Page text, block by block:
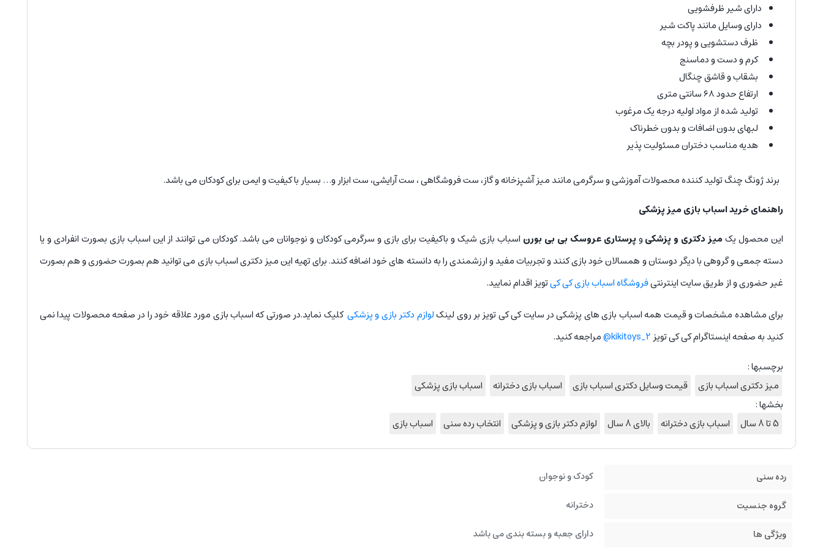
دارای شیر ظرفشویی
دارای وسایل مانند پاکت شیر
ظرف دستشویی و پودر بچه
کرم و دست و دماسنج
بشقاب و قاشق چنگال
ارتفاع حدود ۶۸ سانتی متری
تولید شده از مواد اولیه درجه یک مرغوب
لبهای بدون اضافات و بدون خطرناک
هدیه مناسب دختران مسئولیت پذیر
برند ژونگ چنگ تولید کننده محصولات آموزشی و سرگرمی مانند میز آشپزخانه و گاز، ست فروشگاهی ، ست آرایشی، ست ابزار و… بسیار با کیفیت و ایمن برای کودکان می باشد.
راهنمای خرید اسباب بازی میز پزشکی
این محصول یکمیز دکتری و پزشکیوپرستاری عروسک بی بی بورن اسباب بازی شیک و باکیفیت برای بازی و سرگرمی کودکان و نوجوانان می باشد. کودکان می توانند از این اسباب بازی بصورت انفرادی و یا
دسته جمعی و گروهی با دیگر دوستان و همسالان خود بازی کنند و تجربیات مفید و ارزشمندی را به دانسته های خود اضافه کنند. برای تهیه این میز دکتری اسباب بازی می توانید هم بصورت حضوری و هم بصورت
غیر حضوری و از طریق سایت اینترنتیفروشگاه اسباب بازی کی کیتویز اقدام نمایید.
برای مشاهده مشخصات و قیمت همه اسباب بازی های پزشکی در سایت کی کی تویز بر روی لینکلوازم دکتر بازی و پزشکی کلیک نماید.در صورتی که اسباب بازی مورد علاقه خود را در صفحه محصولات پیدا نمی
کنید به صفحه اینستاگرام کی کی تویز kikitoys_2@ مراجعه کنید.
برچسبها :
میز دکتری اسباب بازی
قیمت وسایل دکتری اسباب بازی اسباب بازی دخترانه
اسباب بازی پزشکی
بخشها :
5 تا 8 سال
اسباب بازی دخترانه بالای 8 سال لوازم دکتر بازی و پزشکی انتخاب رده سنی اسباب بازی
رده سنی
کودک و نوجوان
گروه جنسیت
دخترانه
ویژگی ها
دارای جعبه و بسته بندی می باشد